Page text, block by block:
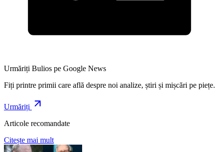
Urmăriți Bulios pe Google News
Fiți printre primii care află despre noi analize, știri și mișcări pe piețe.
Urmăriți
Articole recomandate
Citește mai mult